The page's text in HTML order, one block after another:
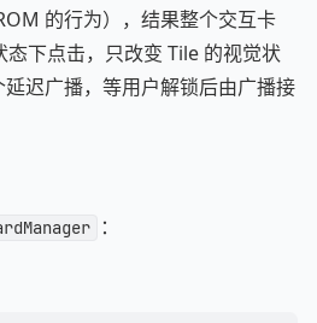
的行为），结果整个交互卡
下点击，只改变 Tile 的视觉状
迟广播，等用户解锁后由广播接
：